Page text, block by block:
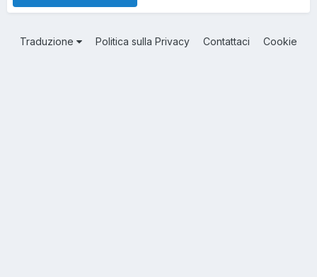
Traduzione Politica sulla Privacy Contattaci Cookie